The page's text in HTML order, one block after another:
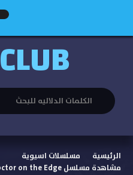
CLUB
الرئيسية
مسلسلات اسيوية
مشاهدة مسلسل Doctor on the Edge الحلقة 2 مترجمة